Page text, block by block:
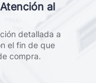
al
detallada a
el fin de que
compra.